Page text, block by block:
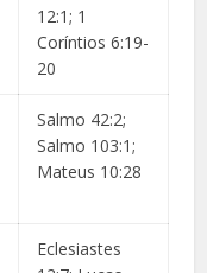
12:1; 1
Coríntios 6:19-
20
Salmo 42:2;
Salmo 103:1;
Mateus 10:28
Eclesiastes